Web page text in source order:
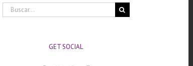
Buscar:
GET SOCIAL